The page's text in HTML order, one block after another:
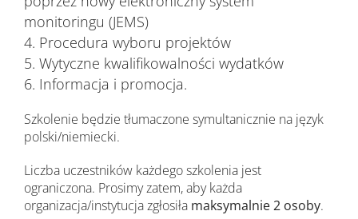
monitoringu (JEMS)
Procedura wyboru projektów
Wytyczne kwalifikowalności wydatków
Informacja i promocja.
Szkolenie będzie tłumaczone symultanicznie na język
polski/niemiecki.
Liczba uczestników każdego szkolenia jest
ograniczona. Prosimy zatem, aby każda
organizacja/instytucja zgłosiła maksymalnie 2 osoby.